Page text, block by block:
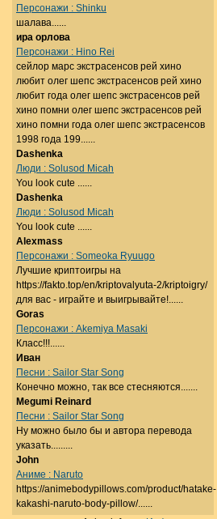
Персонажи : Shinku
шалава......
ира орлова
Персонажи : Hino Rei
сейлор марс экстрасенсов рей хино
любит олег шепс экстрасенсов рей хино
любит года олег шепс экстрасенсов рей
хино помни олег шепс экстрасенсов рей
хино помни года олег шепс экстрасенсов
1998 года 199......
Dashenka
Люди : Solusod Micah
You look cute ......
Dashenka
Люди : Solusod Micah
You look cute ......
Alexmass
Персонажи : Someoka Ryuugo
Лучшие криптоигры на
https://fakto.top/en/kriptovalyuta-2/kriptoigry/
для вас - играйте и выигрывайте!......
Goras
Персонажи : Akemiya Masaki
Класс!!!......
Иван
Песни : Sailor Star Song
Конечно можно, так все стесняются.......
Megumi Reinard
Песни : Sailor Star Song
Ну можно было бы и автора перевода
указать.........
John
Аниме : Naruto
https://animebodypillows.com/product/hatake-
kakashi-naruto-body-pillow/......